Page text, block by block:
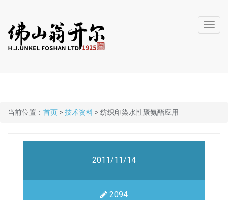
当前位置： 首页 > 技术资料 > 纺织印染水性聚氨酯应用
2011/11/14
2094